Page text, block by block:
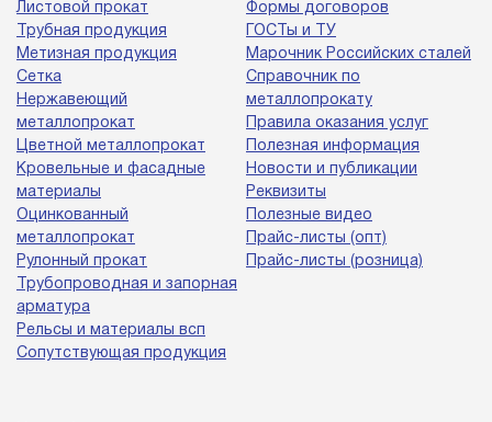
Листовой прокат
Трубная продукция
Метизная продукция
Сетка
Нержавеющий
металлопрокат
Цветной металлопрокат
Кровельные и фасадные
материалы
Оцинкованный
металлопрокат
Рулонный прокат
Трубопроводная и запорная
арматура
Рельсы и материалы всп
Сопутствующая продукция
Формы договоров
ГОСТы и ТУ
Марочник Российских сталей
Справочник по
металлопрокату
Правила оказания услуг
Полезная информация
Новости и публикации
Реквизиты
Полезные видео
Прайс-листы (опт)
Прайс-листы (розница)